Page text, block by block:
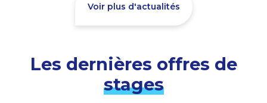
Voir plus d'actualités
Les dernières offres de
stages